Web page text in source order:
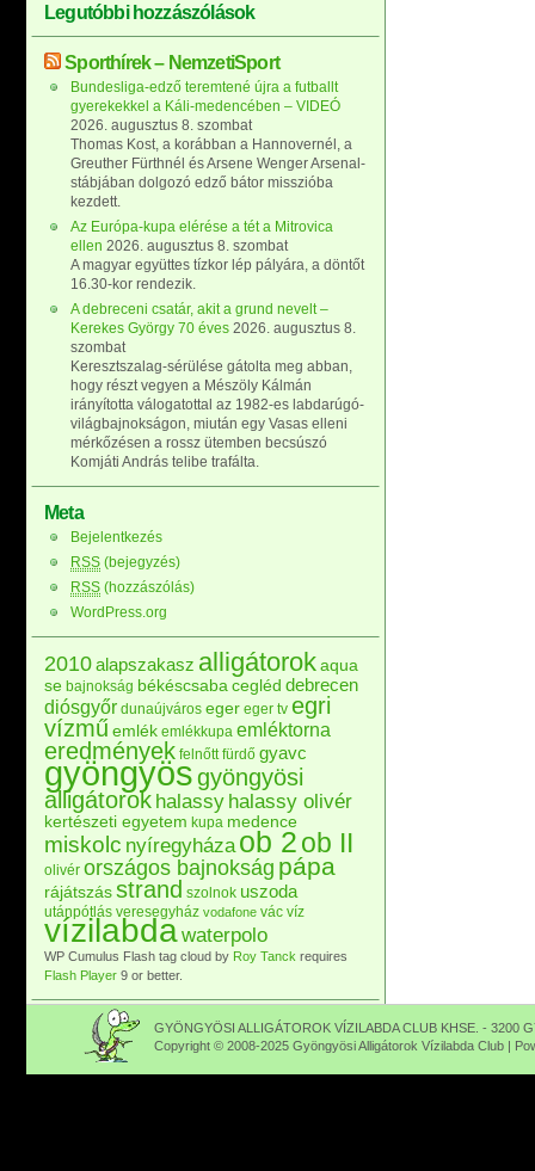
Legutóbbi hozzászólások
Sporthírek – NemzetiSport
Bundesliga-edző teremtené újra a futballt
gyerekekkel a Káli-medencében – VIDEÓ
2026. augusztus 8. szombat
Thomas Kost, a korábban a Hannovernél, a
Greuther Fürthnél és Arsene Wenger Arsenal-
stábjában dolgozó edző bátor misszióba
kezdett.
Az Európa-kupa elérése a tét a Mitrovica
ellen 2026. augusztus 8. szombat
A magyar együttes tízkor lép pályára, a döntőt
16.30-kor rendezik.
A debreceni csatár, akit a grund nevelt –
Kerekes György 70 éves 2026. augusztus 8.
szombat
Keresztszalag-sérülése gátolta meg abban,
hogy részt vegyen a Mészöly Kálmán
irányította válogatottal az 1982-es labdarúgó-
világbajnokságon, miután egy Vasas elleni
mérkőzésen a rossz ütemben becsúszó
Komjáti András telibe trafálta.
Meta
Bejelentkezés
RSS (bejegyzés)
RSS (hozzászólás)
WordPress.org
2010alapszakasz alligátorokaqua
se bajnokság békéscsaba cegléd debrecen
diósgyőr dunaújváros eger eger tv egri
vízműemlék emlékkupa emléktorna
eredmények felnőtt fürdő gyavc
gyöngyösgyöngyösi
alligátorok halassy halassy olivér
kertészeti egyetem kupa medence
miskolc nyíregyháza ob 2ob II
olivér országos bajnokság pápa
rájátszás strand szolnok uszoda
utánpótlás veresegyház vodafone vác víz
vízilabdawaterpolo
WP Cumulus Flash tag cloud by Roy Tanck requires
Flash Player 9 or better.
GYÖNGYÖSI ALLIGÁTOROK VÍZILABDA CLUB KHSE. - 3200
Copyright © 2008-2025 Gyöngyösi Alligátorok Vízilabda Club |